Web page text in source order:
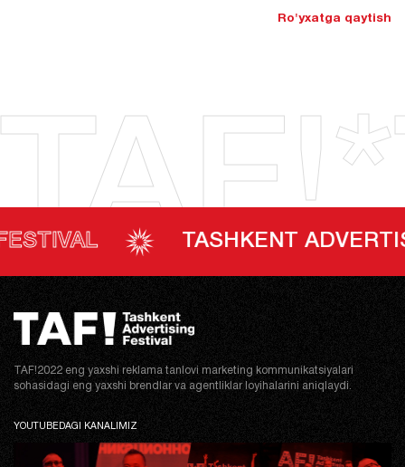
Ro'yxatga qaytish
TASHKENT ADVERTISING
TAF!2022 eng yaxshi reklama tanlovi marketing kommunikatsiyalari
sohasidagi eng yaxshi brendlar va agentliklar loyihalarini aniqlaydi.
YOUTUBEDAGI KANALIMIZ